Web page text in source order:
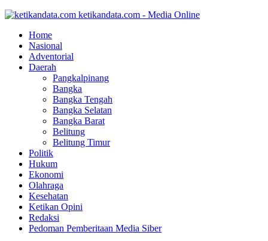
ketikandata.com - Media Online
Home
Nasional
Adventorial
Daerah
Pangkalpinang
Bangka
Bangka Tengah
Bangka Selatan
Bangka Barat
Belitung
Belitung Timur
Politik
Hukum
Ekonomi
Olahraga
Kesehatan
Ketikan Opini
Redaksi
Pedoman Pemberitaan Media Siber